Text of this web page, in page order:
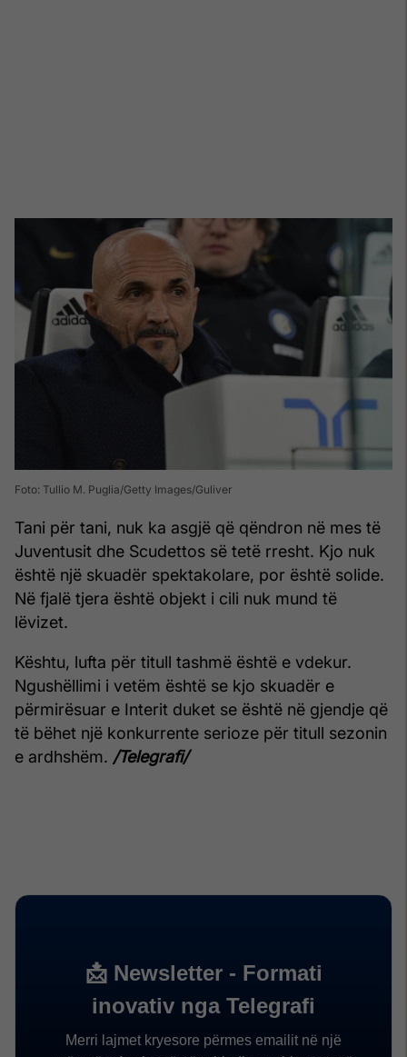
Foto: Tullio M. Puglia/Getty Images/Guliver
Tani për tani, nuk ka asgjë që qëndron në mes të
Juventusit dhe Scudettos së tetë rresht. Kjo nuk
është një skuadër spektakolare, por është solide.
Në fjalë tjera është objekt i cili nuk mund të
lëvizet.
Kështu, lufta për titull tashmë është e vdekur.
Ngushëllimi i vetëm është se kjo skuadër e
përmirësuar e Interit duket se është në gjendje që
të bëhet një konkurrente serioze për titull sezonin
e ardhshëm. /Telegrafi/